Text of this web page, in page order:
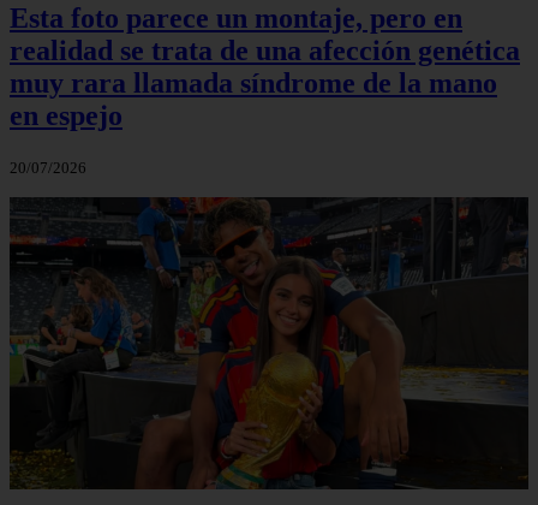
Esta foto parece un montaje, pero en
realidad se trata de una afección genética
muy rara llamada síndrome de la mano
en espejo
20/07/2026